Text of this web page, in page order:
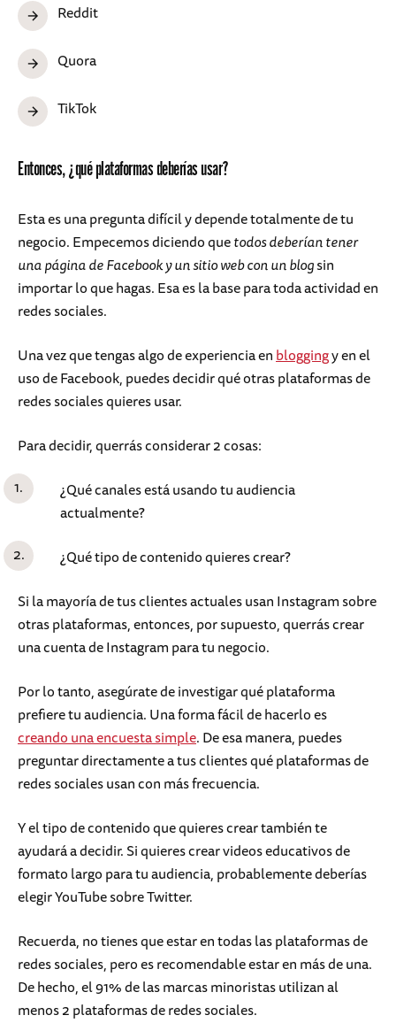
Reddit
Quora
TikTok
Entonces, ¿qué plataformas deberías usar?
Esta es una pregunta difícil y depende totalmente de tu
negocio. Empecemos diciendo quetodos deberían tener
una página de Facebook y un sitio web con un blogsin
importar lo que hagas. Esa es la base para toda actividad en
redes sociales.
Una vez que tengas algo de experiencia enbloggingy en el
uso de Facebook, puedes decidir qué otras plataformas de
redes sociales quieres usar.
Para decidir, querrás considerar 2 cosas:
¿Qué canales está usando tu audiencia
actualmente?
¿Qué tipo de contenido quieres crear?
Si la mayoría de tus clientes actuales usan Instagram sobre
otras plataformas, entonces, por supuesto, querrás crear
una cuenta de Instagram para tu negocio.
Por lo tanto, asegúrate de investigar qué plataforma
prefiere tu audiencia. Una forma fácil de hacerlo es
creando una encuesta simple. De esa manera, puedes
preguntar directamente a tus clientes qué plataformas de
redes sociales usan con más frecuencia.
Y el tipo de contenido que quieres crear también te
ayudará a decidir. Si quieres crear videos educativos de
formato largo para tu audiencia, probablemente deberías
elegir YouTube sobre Twitter.
Recuerda, no tienes que estar en todas las plataformas de
redes sociales, pero es recomendable estar en más de una.
De hecho, el 91% de las marcas minoristas utilizan al
menos 2 plataformas de redes sociales.